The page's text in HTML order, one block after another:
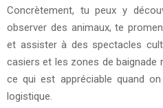
Concrètement, tu peux y
observer des animaux, te
et assister à des spectacles
casiers et les zones de baignade
ce qui est appréciable quand
logistique.